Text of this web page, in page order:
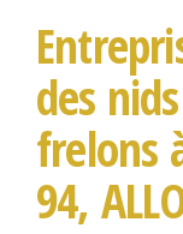
ENGLISH
CONTACT
des
frelons
94,